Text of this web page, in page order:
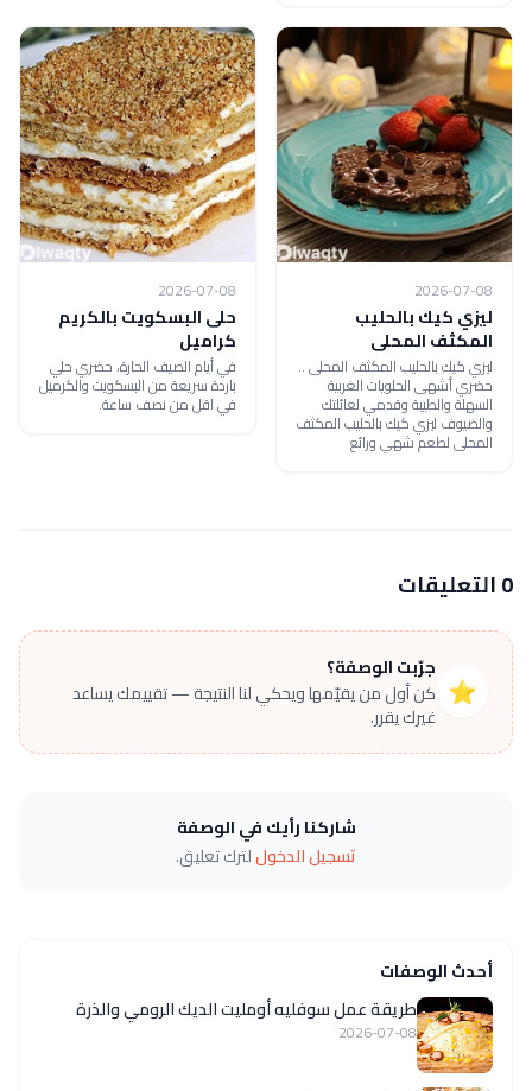
2026-07-08
ليزي كيك بالحليب
المكثف المحلى
ليزي كيك بالحليب المكثف المحلى ..
حضري أشهى الحلويات الغربية
السهلة والطيبة وقدمي لعائلتك
والضيوف ليزي كيك بالحليب المكثف
المحلى لطعم شهي ورائع
2026-07-08
حلى البسكويت بالكريم
كراميل
في أيام الصيف الحارة، حضري حلي
باردة سريعة من البسكويت والكرميل
في اقل من نصف ساعة.
0 التعليقات
⭐
جرّبت الوصفة؟
كن أول من يقيّمها ويحكي لنا النتيجة — تقييمك يساعد
غيرك يقرر.
شاركنا رأيك في الوصفة
تسجيل الدخوللترك تعليق.
أحدث الوصفات
طريقة عمل سوفليه أومليت الديك الرومي والذرة
2026-07-08